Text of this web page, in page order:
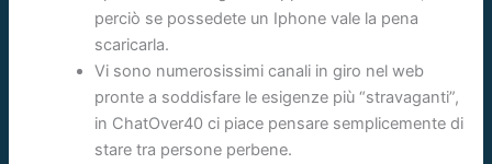
perciò se possedete un Iphone vale la pena
scaricarla.
Vi sono numerosissimi canali in giro nel web
pronte a soddisfare le esigenze più “stravaganti”,
in ChatOver40 ci piace pensare semplicemente di
stare tra persone perbene.